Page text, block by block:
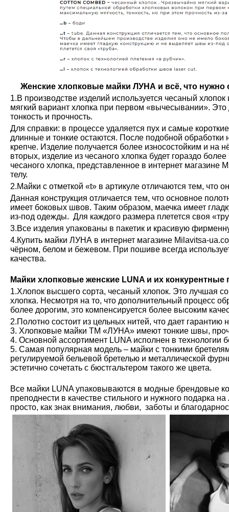
Женские хлопковые майки ЛУНА и всё, что нужно
1.В производстве изделий используется чесаный
мягкий вариант хлопка при первом «вычесывании». Это
тонкость и прочность.
Для справки: в процессе удаляется пух и самые
длинные и тонкие остаются. После подобной обработки
крепче. Изделие получается более износостойким и на
вторых, изделие из чесаного хлопка будет гораздо
чесаного хлопка, представленное в интернет магазине
телу.
2.Майки с отметкой «t» в артикуле отличаются тем, что
Данная конструкция отличается тем, что основное
имеет боковых швов. Таким образом, маечка имеет
из-под одежды. Для каждого размера плетется своя
3.Все изделия упакованы в пакетик и красивую
4.Купить майки ЛУНА в интернет магазине Milavitsa-
чёрном, белом и бежевом. При пошиве всегда
качества.
Майки хлопковые женские LUNA и их конкурентные
1.Хлопок высшего сорта, чесаный хлопок. Это лучшая
хлопка. Несмотря на то, что дополнительный процесс
более дорогим, это компенсируется более высоким
2.Полотно состоит из цельных нитей, что дает гарантию
3. Хлопковые майки ТМ «ЛУНА» имеют тонкие швы,
4. Основной ассортимент LUNA исполнен в технологии
5. Самая популярная модель – майки с тонкими
регулируемой бельевой бретелью и металлической
эстетично сочетать с бюстгальтером такого же цвета.
Все майки LUNA упаковываются в модные брендовые
преподнести в качестве стильного и нужного подарка
просто, как знак внимания, любви, заботы и